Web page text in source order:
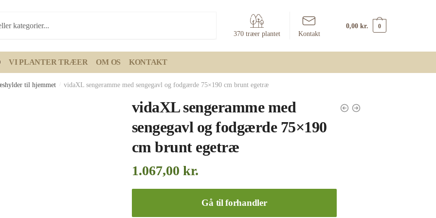
370 træer plantet Kontakt
0,00 kr. 0
VI PLANTER TRÆER OM OS KONTAKT
til hjemmet vidaXL sengeramme med sengegavl og fodgærde 75×190 cm brunt egetræ
vidaXL sengeramme med
sengegavl og fodgærde 75×190
cm brunt egetræ
1.067,00 kr.
Gå til forhandler